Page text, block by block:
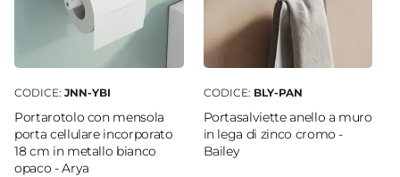
CODICE: JNN-YBI
Portarotolo con mensola
porta cellulare incorporato
18 cm in metallo bianco
opaco - Arya
CODICE: BLY-PAN
Portasalviette anello a muro
in lega di zinco cromo -
Bailey